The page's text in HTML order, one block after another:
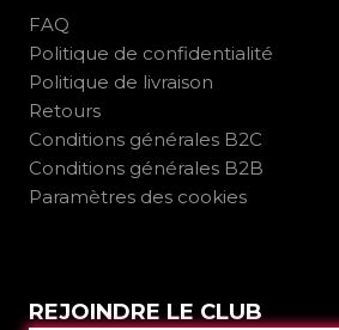
FAQ
Politique de confidentialité
Politique de livraison
Retours
Conditions générales B2C
Conditions générales B2B
Paramètres des cookies
REJOINDRE LE CLUB